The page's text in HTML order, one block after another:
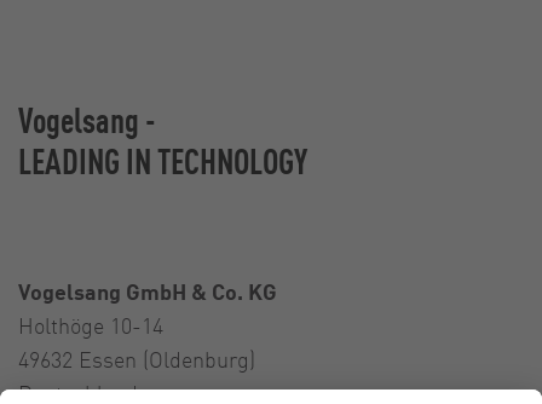
Vogelsang -
LEADING IN TECHNOLOGY
Vogelsang GmbH & Co. KG
Holthöge 10-14
49632 Essen (Oldenburg)
Deutschland